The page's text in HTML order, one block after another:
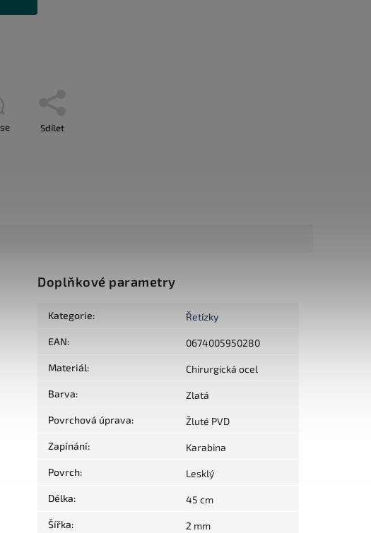
Sdílet
Doplňkové parametry
Kategorie: Řetízky
EAN: 0674005950280
Materiál: Chirurgická ocel
Barva: Zlatá
Povrchová úprava: Žluté PVD
Zapínání: Karabina
Povrch: Lesklý
Délka: 45 cm
Šířka: 2 mm